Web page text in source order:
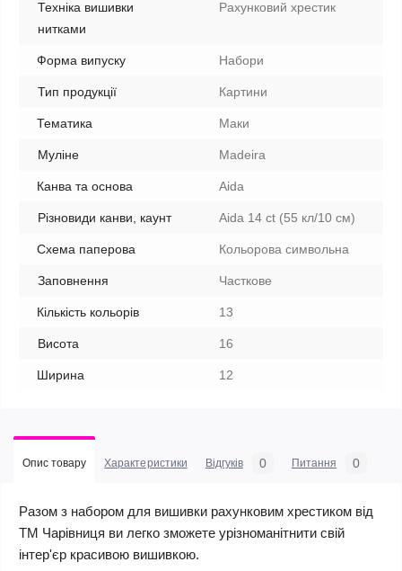
Техніка вишивки
нитками
Рахунковий хрестик
Форма випуску Набори
Тип продукції Картини
Тематика Маки
Муліне Madeira
Канва та основа Aida
Різновиди канви, каунт Aida 14 ct (55 кл/10 см)
Схема паперова Кольорова символьна
Заповнення Часткове
Кількість кольорів 13
Висота 16
Ширина 12
Опис товару Характеристики Відгуків 0 Питання 0
Разом з набором для вишивки рахунковим хрестиком від
ТМ Чарівниця ви легко зможете урізноманітнити свій
інтер'єр красивою вишивкою.